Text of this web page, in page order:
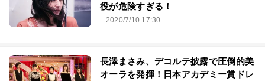
役が危険すぎる！
2020/7/10 17:30
長澤まさみ、デコルテ披露で圧倒的美
オーラを発揮！日本アカデミー賞ドレ